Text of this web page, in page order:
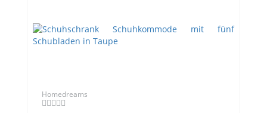
Homedreams